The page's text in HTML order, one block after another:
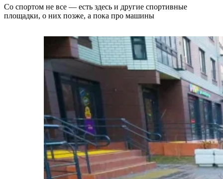
Со спортом не все — есть здесь и другие спортивные
площадки, о них позже, а пока про машины